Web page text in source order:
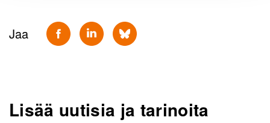
Jaa
Lisää uutisia ja tarinoita